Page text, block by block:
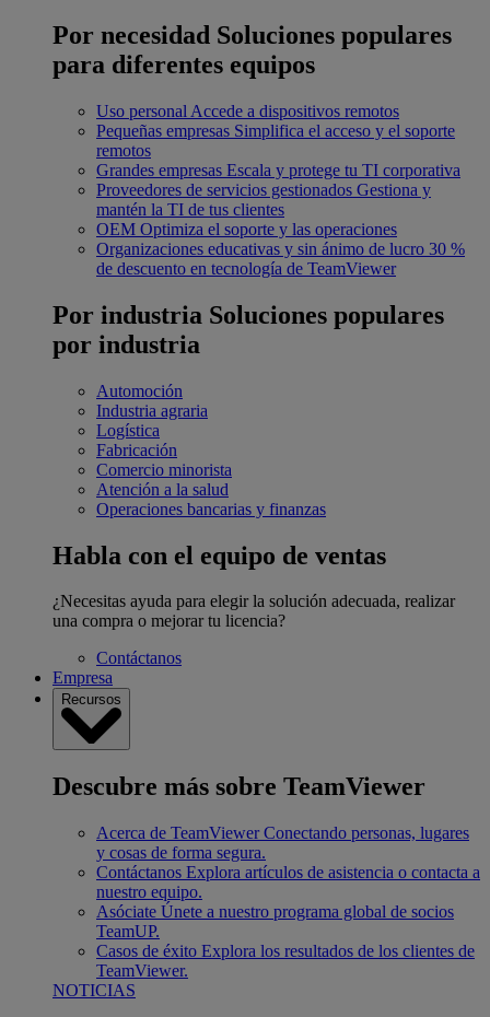
Por necesidad Soluciones populares
para diferentes equipos
Uso personal Accede a dispositivos remotos
Pequeñas empresas Simplifica el acceso y el soporte
remotos
Grandes empresas Escala y protege tu TI corporativa
Proveedores de servicios gestionados Gestiona y
mantén la TI de tus clientes
OEM Optimiza el soporte y las operaciones
Organizaciones educativas y sin ánimo de lucro 30 %
de descuento en tecnología de TeamViewer
Por industria Soluciones populares
por industria
Automoción
Industria agraria
Logística
Fabricación
Comercio minorista
Atención a la salud
Operaciones bancarias y finanzas
Habla con el equipo de ventas
¿Necesitas ayuda para elegir la solución adecuada, realizar
una compra o mejorar tu licencia?
Contáctanos
Empresa
Recursos
Descubre más sobre TeamViewer
Acerca de TeamViewer Conectando personas, lugares
y cosas de forma segura.
Contáctanos Explora artículos de asistencia o contacta a
nuestro equipo.
Asóciate Únete a nuestro programa global de socios
TeamUP.
Casos de éxito Explora los resultados de los clientes de
TeamViewer.
NOTICIAS